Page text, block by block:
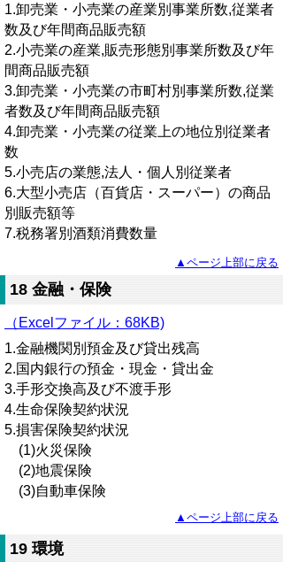
1.卸売業・小売業の産業別事業所数,従業者
数及び年間商品販売額
2.小売業の産業,販売形態別事業所数及び年
間商品販売額
3.卸売業・小売業の市町村別事業所数,従業
者数及び年間商品販売額
4.卸売業・小売業の従業上の地位別従業者
数
5.小売店の業態,法人・個人別従業者
6.大型小売店（百貨店・スーパー）の商品
別販売額等
7.税務署別酒類消費数量
▲ページ上部に戻る
18 金融・保険
（Excelファイル：68KB)
1.金融機関別預金及び貸出残高
2.国内銀行の預金・現金・貸出金
3.手形交換高及び不渡手形
4.生命保険契約状況
5.損害保険契約状況
(1)火災保険
(2)地震保険
(3)自動車保険
▲ページ上部に戻る
19 環境